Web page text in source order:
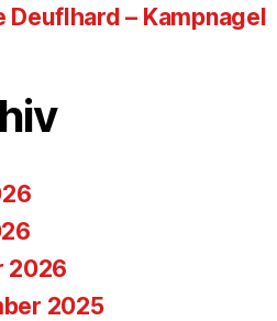
Deuflhard – Kampnagel
2026
2025